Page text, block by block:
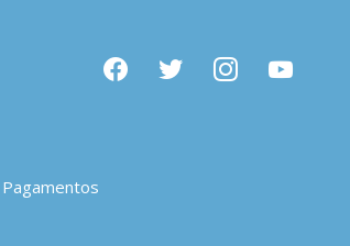
facebooktwitter instagramyoutube